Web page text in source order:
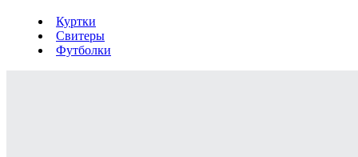
Куртки
Свитеры
Футболки